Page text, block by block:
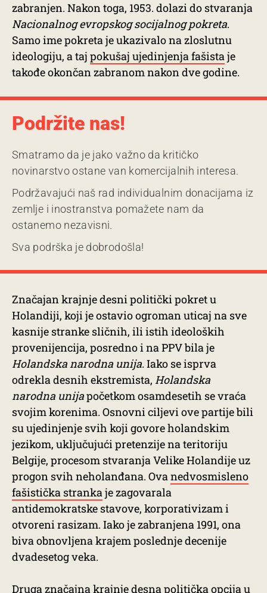
zabranjen. Nakon toga, 1953. dolazi do stvaranja
Nacionalnog evropskog socijalnog pokreta.
Samo ime pokreta je ukazivalo na zloslutnu
ideologiju, a taj pokušaj ujedinjenja fašistaje
takođe okončan zabranom nakon dve godine.
Podržite nas!
Smatramo da je jako važno da kritičko
novinarstvo ostane van komercijalnih interesa.
Podržavajući naš rad individualnim donacijama iz
zemlje i inostranstva pomažete nam da
ostanemo nezavisni.
Sva podrška je dobrodošla!
Značajan krajnje desni politički pokret u
Holandiji, koji je ostavio ogroman uticaj na sve
kasnije stranke sličnih, ili istih ideoloških
provenijencija, posredno i na PPV bila je
Holandska narodna unija. Iako se isprva
odrekla desnih ekstremista, Holandska
narodna unijapočetkom osamdesetih se vraća
svojim korenima. Osnovni ciljevi ove partije bili
su ujedinjenje svih koji govore holandskim
jezikom, uključujući pretenzije na teritoriju
Belgije, procesom stvaranja Velike Holandije uz
progon svih neholanđana. Ovanedvosmisleno
fašistička strankaje zagovarala
antidemokratske stavove, korporativizam i
otvoreni rasizam. Iako je zabranjena 1991, ona
biva obnovljena krajem poslednje decenije
dvadesetog veka.
Druga značajna krajnje desna politička opcija u